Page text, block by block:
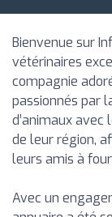
Bienvenue sur
vétérinaires
compagnie
passionnés par
d’animaux
de leur région,
leurs amis à
Avec un